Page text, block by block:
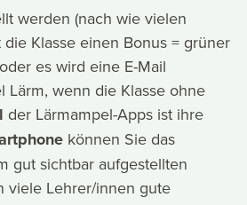
werden (nach wie vielen
Klasse einen Bonus = grüner
es wird eine E-Mail
Lärm, wenn die Klasse ohne
der Lärmampel-Apps ist ihre
können Sie das
gut sichtbar aufgestellten
viele Lehrer/innen gute